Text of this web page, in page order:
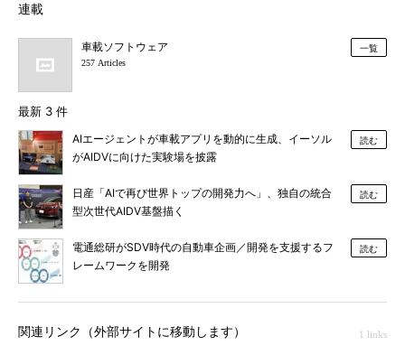
連載
車載ソフトウェア
257 Articles
一覧
最新 3 件
AIエージェントが車載アプリを動的に生成、イーソル
がAIDVに向けた実験場を披露
読む
日産「AIで再び世界トップの開発力へ」、独自の統合
型次世代AIDV基盤描く
読む
電通総研がSDV時代の自動車企画／開発を支援するフ
レームワークを開発
読む
関連リンク（外部サイトに移動します） 1 links